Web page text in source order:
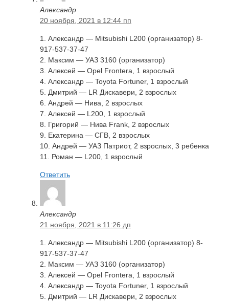
Александр
20 ноября, 2021 в 12:44 пп
1. Александр — Mitsubishi L200 (организатор) 8-
917-537-37-47
2. Максим — УАЗ 3160 (организатор)
3. Алексей — Opel Frontera, 1 взрослый
4. Александр — Toyota Fortuner, 1 взрослый
5. Дмитрий — LR Дискавери, 2 взрослых
6. Андрей — Нива, 2 взрослых
7. Алексей — L200, 1 взрослый
8. Григорий — Нива Frank, 2 взрослых
9. Екатерина — CГВ, 2 взрослых
10. Андрей — УАЗ Патриот, 2 взрослых, 3 ребенка
11. Роман — L200, 1 взрослый
Ответить
Александр
21 ноября, 2021 в 11:26 дп
1. Александр — Mitsubishi L200 (организатор) 8-
917-537-37-47
2. Максим — УАЗ 3160 (организатор)
3. Алексей — Opel Frontera, 1 взрослый
4. Александр — Toyota Fortuner, 1 взрослый
5. Дмитрий — LR Дискавери, 2 взрослых